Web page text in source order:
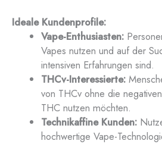
Ideale Kundenprofile:
Vape-Enthusiasten:
Vapes nutzen und auf der
intensiven Erfahrungen sind.
THCv-Interessierte:
von THCv ohne die
THC nutzen möchten.
Technikaffine Kunden:
hochwertige Vape-